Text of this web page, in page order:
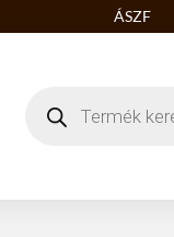
ÁSZF
search